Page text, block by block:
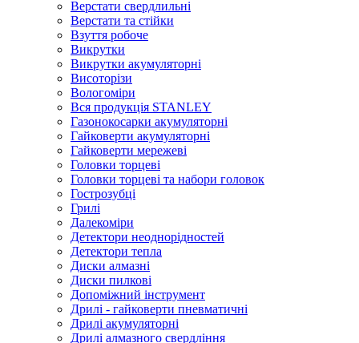
Верстати свердлильні
Верстати та стійки
Взуття робоче
Викрутки
Викрутки акумуляторні
Висоторізи
Вологоміри
Вся продукція STANLEY
Газонокосарки акумуляторні
Гайковерти акумуляторні
Гайковерти мережеві
Головки торцеві
Головки торцеві та набори головок
Гострозубці
Грилі
Далекоміри
Детектори неоднорідностей
Детектори тепла
Диски алмазні
Диски пилкові
Допоміжний інструмент
Дрилі - гайковерти пневматичні
Дрилі акумуляторні
Дрилі алмазного свердління